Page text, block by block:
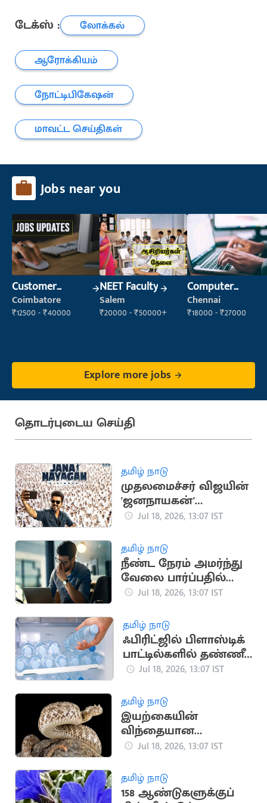
டேக்ஸ் :
லோக்கல்
ஆரோக்கியம்
நோட்டிபிகேஷன்
மாவட்ட செய்திகள்
Jobs near you
Customer
Support Officer
Coimbatore
₹12500 - ₹40000
NEET Faculty
Salem
₹20000 - ₹50000+
Computer
Operator
Chennai
₹18000 - ₹27000
Explore more jobs
தொடர்புடைய செய்தி
தமிழ் நாடு
முதலமைச்சர் விஜயின்
'ஜனநாயகன்'
படத்திற்கான
தொடங்கியது
Jul 18, 2026, 13:07 IST
தமிழ் நாடு
நீண்ட நேரம் அமர்ந்து
வேலை பார்ப்பதில்
மறைந்திருக்கும்
Jul 18, 2026, 13:07 IST
தமிழ் நாடு
ஃபிரிட்ஜில் பிளாஸ்டிக்
பாட்டில்களில் தண்ணீர்
வைத்து
Jul 18, 2026, 13:07 IST
தமிழ் நாடு
இயற்கையின்
விந்தையான
ஸ்னைப்பர் பாம்பின்
Jul 18, 2026, 13:07 IST
தமிழ் நாடு
158 ஆண்டுகளுக்குப்